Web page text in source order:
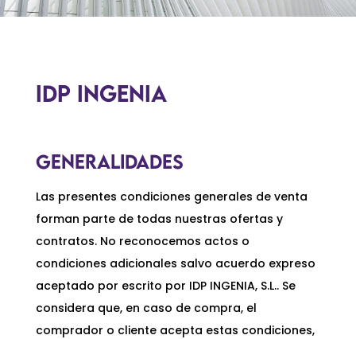
IDP INGENIA
GENERALIDADES
Las presentes condiciones generales de venta
forman parte de todas nuestras ofertas y
contratos. No reconocemos actos o
condiciones adicionales salvo acuerdo expreso
aceptado por escrito por IDP INGENIA, S.L.. Se
considera que, en caso de compra, el
comprador o cliente acepta estas condiciones,